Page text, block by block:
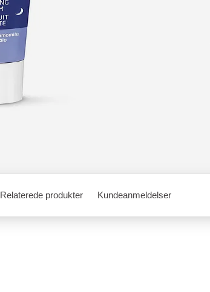
Relaterede produkter Kundeanmeldelser